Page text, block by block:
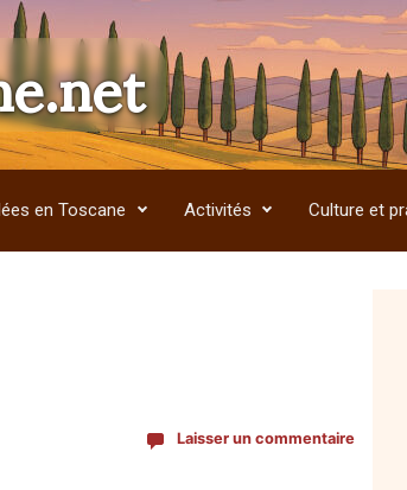
en Toscane Activités Culture et
Laisser un commentaire